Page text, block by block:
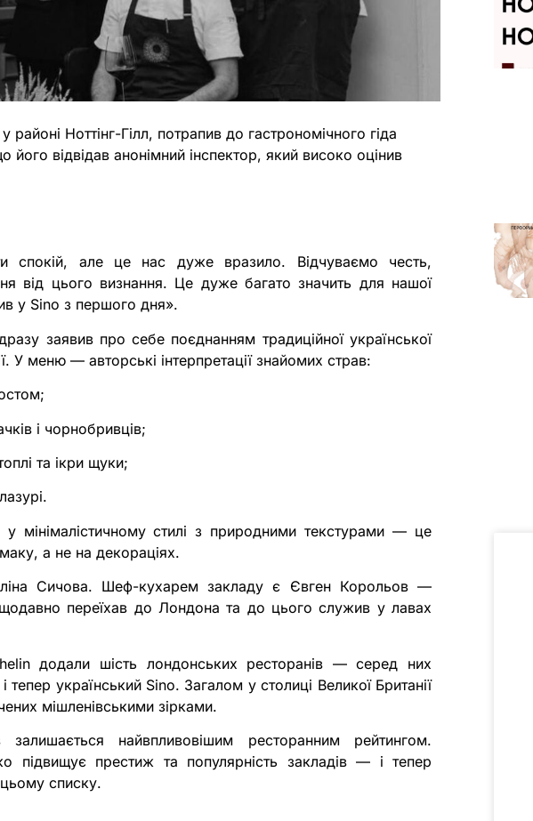
Ноттінг-Гілл, потрапив до гастрономічного гіда
відвідав анонімний інспектор, який високо оцінив
спокій, але це нас дуже вразило. Відчуваємо честь,
від цього визнання. Це дуже багато значить для нашої
у Sino з першого дня».
заявив про себе поєднанням традиційної української
У меню — авторські інтерпретації знайомих страв:
і чорнобривців;
та ікри щуки;
у мінімалістичному стилі з природними текстурами — це
а не на декораціях.
Сичова. Шеф-кухарем закладу є Євген Корольов —
переїхав до Лондона та до цього служив у лавах
додали шість лондонських ресторанів — серед них
і тепер український Sino. Загалом у столиці Великої Британії
мішленівськими зірками.
найвпливовішим ресторанним рейтингом.
підвищує престиж та популярність закладів — і тепер
списку.